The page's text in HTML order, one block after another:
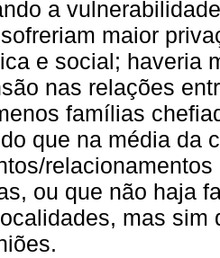
a
maior
e social; haveria
nas relações
famílias
que na média da
ou que não haja
mas sim